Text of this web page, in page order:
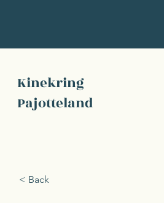
Kinekring
Pajotteland
< Back